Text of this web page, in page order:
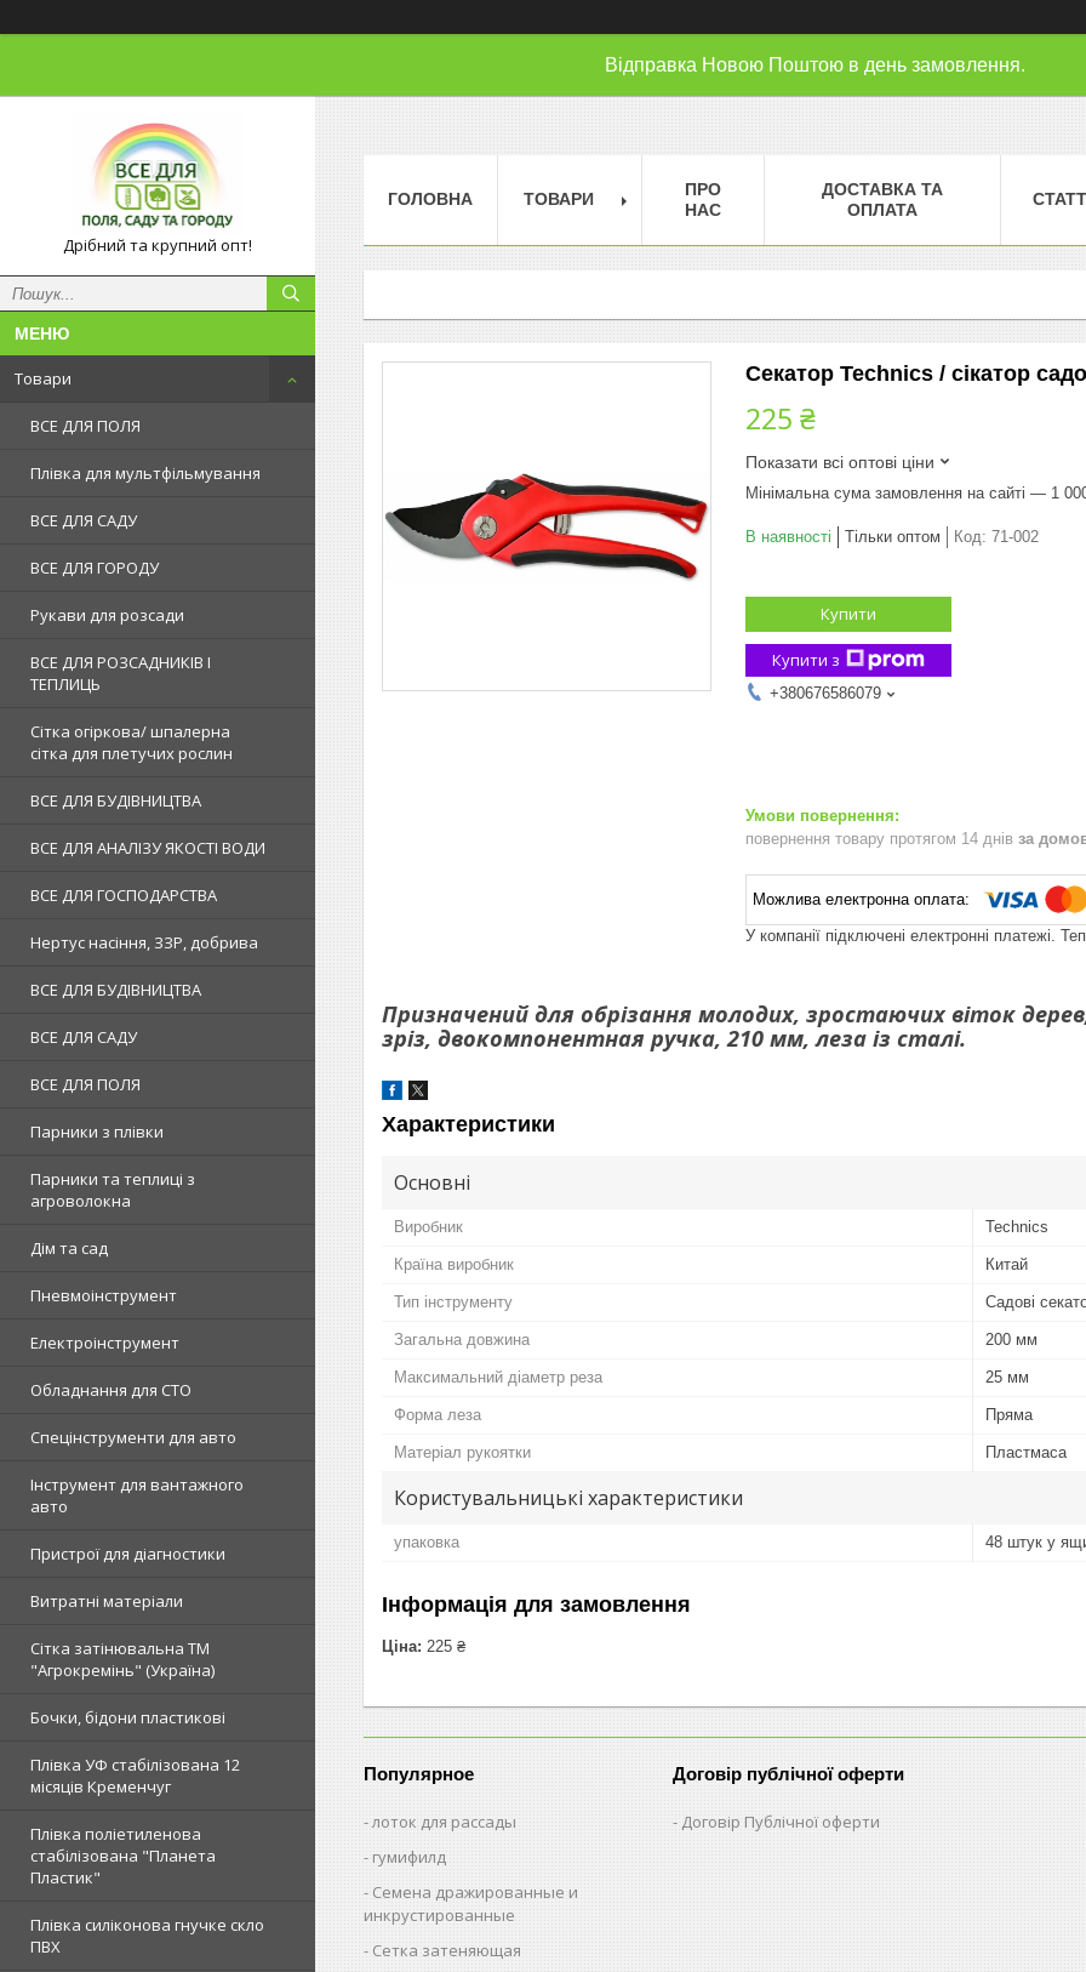
Відправка Новою Поштою в день замовлення.
Дрібний та крупний опт!
Товари
ВСЕ ДЛЯ ПОЛЯ
Плівка для мультфільмування
ВСЕ ДЛЯ САДУ
ВСЕ ДЛЯ ГОРОДУ
Рукави для розсади
ВСЕ ДЛЯ РОЗСАДНИКІВ І
ТЕПЛИЦЬ
Сітка огіркова/ шпалерна
сітка для плетучих рослин
ВСЕ ДЛЯ БУДІВНИЦТВА
ВСЕ ДЛЯ АНАЛІЗУ ЯКОСТІ ВОДИ
ВСЕ ДЛЯ ГОСПОДАРСТВА
Нертус насіння, ЗЗР, добрива
ВСЕ ДЛЯ БУДІВНИЦТВА
ВСЕ ДЛЯ САДУ
ВСЕ ДЛЯ ПОЛЯ
Парники з плівки
Парники та теплиці з
агроволокна
Дім та сад
Пневмоінструмент
Електроінструмент
Обладнання для СТО
Спецінструменти для авто
Інструмент для вантажного
авто
Пристрої для діагностики
Витратні матеріали
Сітка затінювальна ТМ
"Агрокремінь" (Україна)
Бочки, бідони пластикові
Плівка УФ стабілізована 12
місяців Кременчуг
Плівка поліетиленова
стабілізована "Планета
Пластик"
Плівка силіконова гнучке скло
ПВХ
ГОЛОВНА ТОВАРИ
ПРО
НАС
ДОСТАВКА ТА
ОПЛАТА
Секатор Technics / сікатор
225 ₴
Показати всі оптові ціни
Мінімальна сума замовлення на сайті — 1
В наявності Тільки оптом Код: 71-002
Купити
Купити з
+380676586079
повернення товару протягом 14 днів за
У компанії підключені електронні платежі.
Призначений для обрізання молодих, зростаючих віток
зріз, двокомпонентная ручка, 210 мм, леза із сталі.
Характеристики
Основні
Виробник Technics
Країна виробник Китай
Тип інструменту Садові
Загальна довжина 200 мм
Максимальний діаметр реза 25 мм
Форма леза Пряма
Матеріал рукоятки Пластмаса
Користувальницькі характеристики
упаковка 48 штук у
Інформація для замовлення
Ціна: 225 ₴
Популярное
лоток для рассады
гумифилд
Семена дражированные и
инкрустированные
Сетка затеняющая
Договір публічної оферти
Договір Публічної оферти